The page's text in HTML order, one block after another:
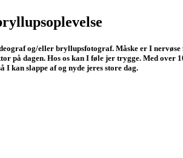
og/eller bryllupsfotograf. Måske er I
på dagen. Hos os kan I føle jer trygge. Med
kan slappe af og nyde jeres store dag.